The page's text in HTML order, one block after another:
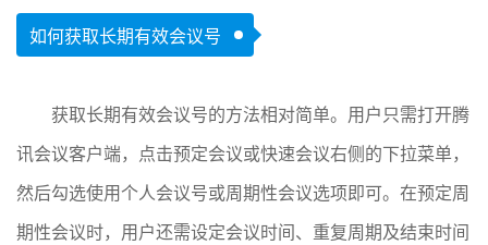
如何获取长期有效会议号
获取长期有效会议号的方法相对简单。用户只需打开腾
讯会议客户端，点击预定会议或快速会议右侧的下拉菜单，
然后勾选使用个人会议号或周期性会议选项即可。在预定周
期性会议时，用户还需设定会议时间、重复周期及结束时间